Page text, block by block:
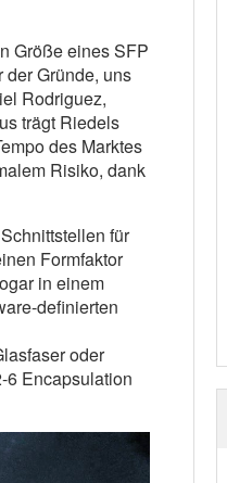
Größe eines SFP
Gründe, uns
Rodriguez,
trägt Riedels
des Marktes
Risiko, dank
für
Formfaktor
in einem
definierten
oder
6 Encapsulation